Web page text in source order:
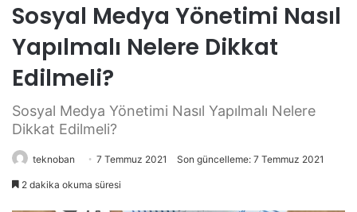
Sosyal Medya Yönetimi Nasıl
Yapılmalı Nelere Dikkat
Edilmeli?
Sosyal Medya Yönetimi Nasıl Yapılmalı Nelere
Dikkat Edilmeli?
teknoban 7 Temmuz 2021 Son güncelleme: 7 Temmuz 2021
2 dakika okuma süresi